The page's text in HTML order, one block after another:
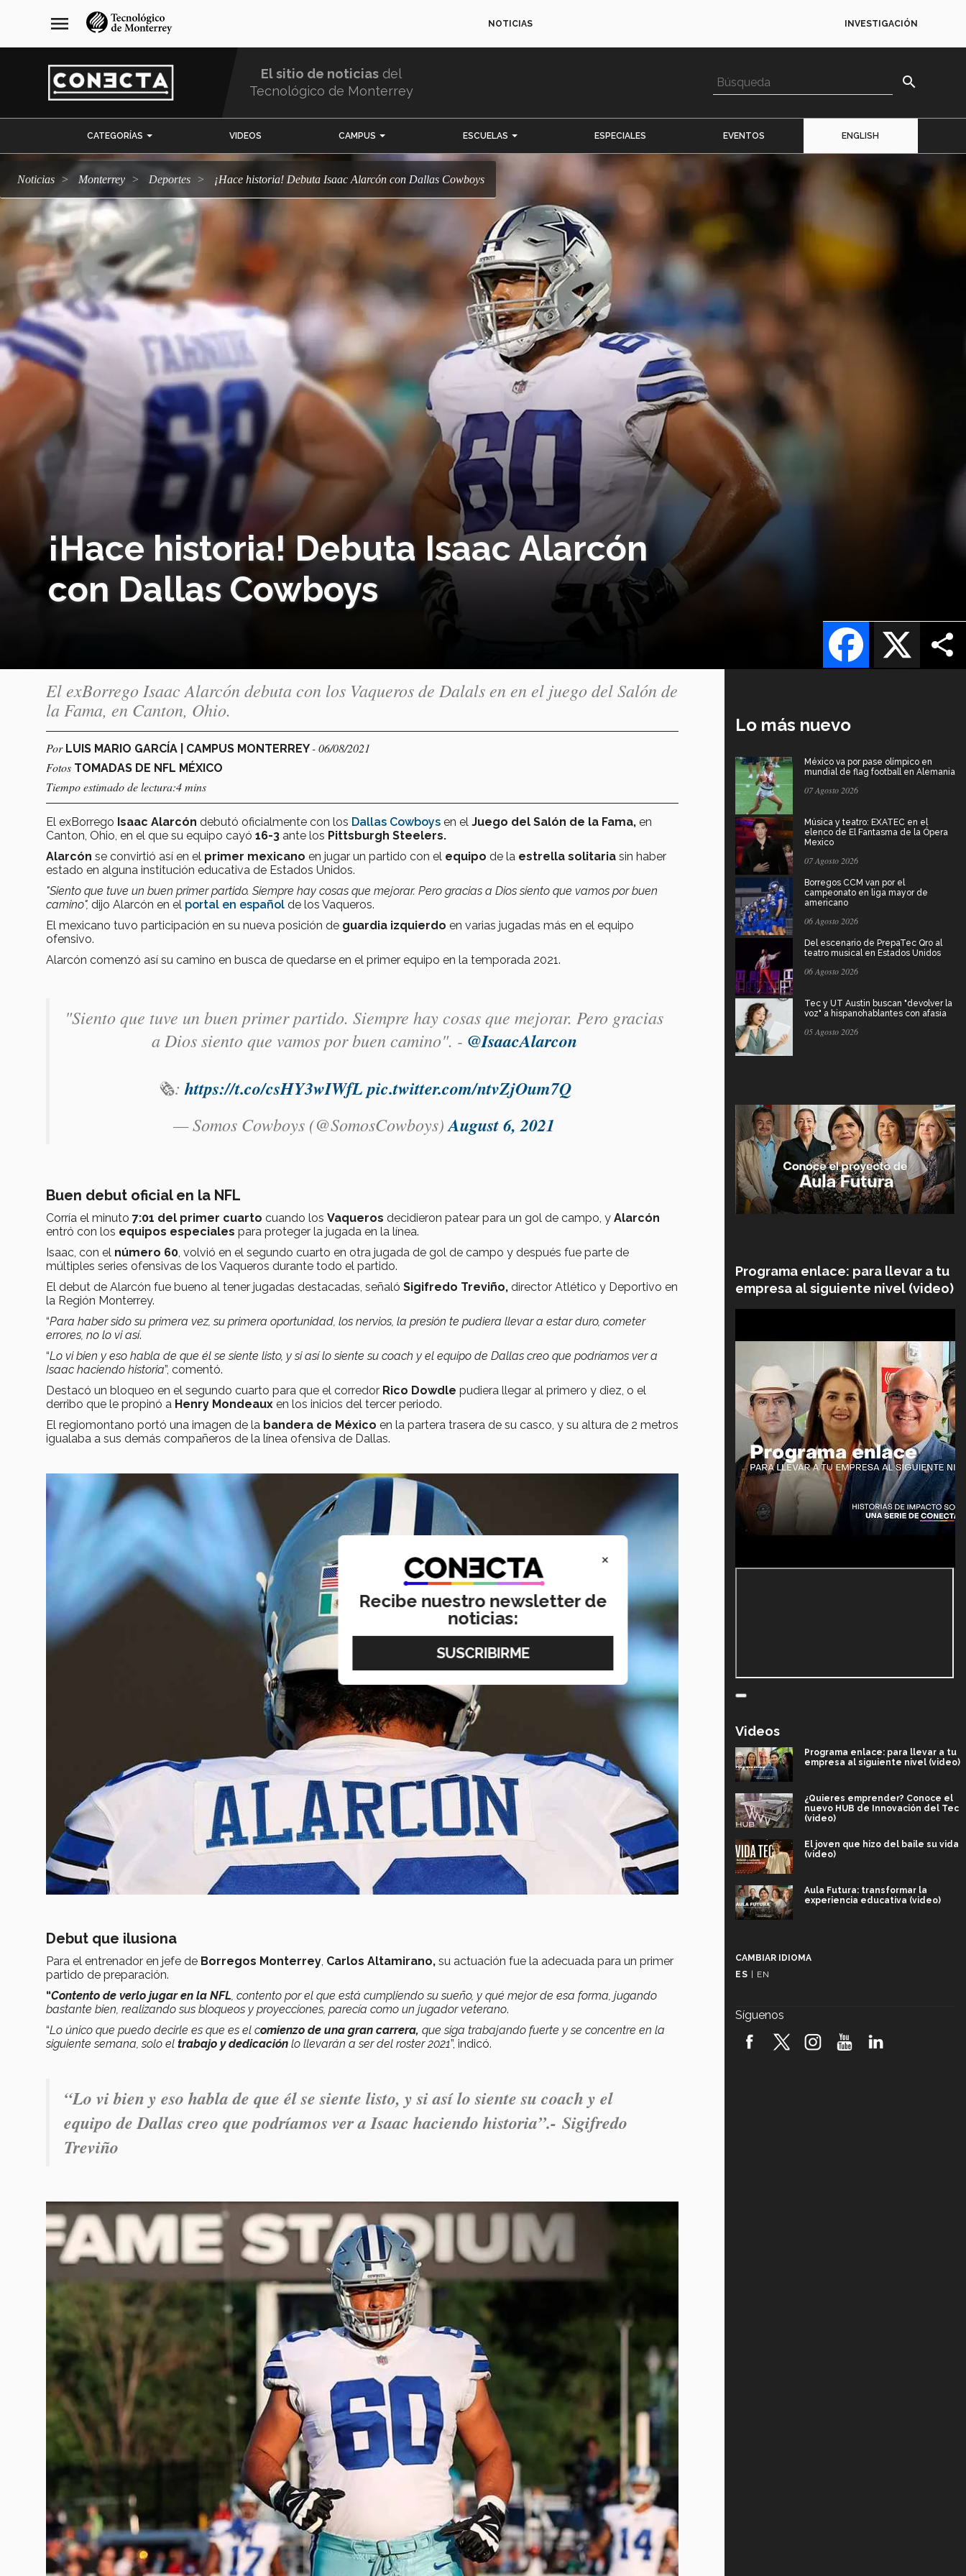
navegación
principal
menu NOTICIAS INVESTIGACIÓN
El sitio de noticias del
Tecnológico de Monterrey
search
CATEGORÍAS VIDEOS CAMPUS ESCUELAS ESPECIALES EVENTOS ENGLISH
Noticias Monterrey deportes ¡Hace historia! Debuta Isaac Alarcón con Dallas Cowboys
¡Hace historia! Debuta Isaac Alarcón
con Dallas Cowboys
X
Facebook
El exBorrego Isaac Alarcón debuta con los Vaqueros de Dalals en en el juego del Salón de
la Fama, en Canton, Ohio.
Por LUIS MARIO GARCÍA | CAMPUS MONTERREY- 06/08/2021
Fotos TOMADAS DE NFL MÉXICO
Tiempo estimado de lectura:4 mins
El exBorrego Isaac Alarcón debutó oficialmente con los Dallas Cowboys en el Juego del Salón de la Fama, en
Canton, Ohio, en el que su equipo cayó 16-3 ante los Pittsburgh Steelers.
Alarcón se convirtió así en el primer mexicano en jugar un partido con el equipo de la estrella solitaria sin haber
estado en alguna institución educativa de Estados Unidos.
"Siento que tuve un buen primer partido. Siempre hay cosas que mejorar. Pero gracias a Dios siento que vamos por buen
camino", dijo Alarcón en el portal en español de los Vaqueros.
El mexicano tuvo participación en su nueva posición de guardia izquierdo en varias jugadas más en el equipo
ofensivo.
Alarcón comenzó así su camino en busca de quedarse en el primer equipo en la temporada 2021.
"Siento que tuve un buen primer partido. Siempre hay cosas que mejorar. Pero gracias
a Dios siento que vamos por buen camino". - @IsaacAlarcon
🗞️: https://t.co/csHY3wIWfL pic.twitter.com/ntvZjOum7Q
— Somos Cowboys (@SomosCowboys)August 6, 2021
Buen debut oficial en la NFL
Corría el minuto 7:01 del primer cuarto cuando los Vaqueros decidieron patear para un gol de campo, y Alarcón
entró con los equipos especiales para proteger la jugada en la línea.
Isaac, con el número 60 , volvió en el segundo cuarto en otra jugada de gol de campo y después fue parte de
múltiples series ofensivas de los Vaqueros durante todo el partido.
El debut de Alarcón fue bueno al tener jugadas destacadas, señaló Sigifredo Treviño, director Atlético y Deportivo en
la Región Monterrey.
“Para haber sido su primera vez, su primera oportunidad, los nervios, la presión te pudiera llevar a estar duro, cometer
errores, no lo vi así.
“Lo vi bien y eso habla de que él se siente listo, y si así lo siente su coach y el equipo de Dallas creo que podríamos ver a
Isaac haciendo historia”, comentó.
Destacó un bloqueo en el segundo cuarto para que el corredor Rico Dowdle pudiera llegar al primero y diez, o el
derribo que le propinó a Henry Mondeaux en los inicios del tercer periodo.
El regiomontano portó una imagen de la bandera de México en la partera trasera de su casco, y su altura de 2 metros
igualaba a sus demás compañeros de la línea ofensiva de Dallas.
Debut que ilusiona
Para el entrenador en jefe de Borregos Monterrey, Carlos Altamirano, su actuación fue la adecuada para un primer
partido de preparación.
“Contento de verlo jugar en la NFL, contento por el que está cumpliendo su sueño, y qué mejor de esa forma, jugando
bastante bien, realizando sus bloqueos y proyecciones, parecía como un jugador veterano.
“Lo único que puedo decirle es que es el comienzo de una gran carrera, que siga trabajando fuerte y se concentre en la
siguiente semana, solo el trabajo y dedicación lo llevarán a ser del roster 2021”, indicó.
“Lo vi bien y eso habla de que él se siente listo, y si así lo siente su coach y el
equipo de Dallas creo que podríamos ver a Isaac haciendo historia”.- Sigifredo
Treviño
Lo más nuevo
México va por pase olímpico en
mundial de flag football en Alemania
07 Agosto 2026
Música y teatro: EXATEC en el
elenco de El Fantasma de la Ópera
Mexico
07 Agosto 2026
Borregos CCM van por el
campeonato en liga mayor de
americano
06 Agosto 2026
Del escenario de PrepaTec Qro al
teatro musical en Estados Unidos
06 Agosto 2026
Tec y UT Austin buscan "devolver la
voz" a hispanohablantes con afasia
05 Agosto 2026
Programa enlace: para llevar a tu
empresa al siguiente nivel (video)
Videos
Programa enlace: para llevar a tu
empresa al siguiente nivel (video)
¿Quieres emprender? Conoce el
nuevo HUB de Innovación del Tec
(video)
El joven que hizo del baile su vida
(video)
Aula Futura: transformar la
experiencia educativa (video)
robótica FIRST 2026! (video)
CAMBIAR IDIOMA
ES | EN
Síguenos
×
Recibe nuestro newsletter de
noticias: